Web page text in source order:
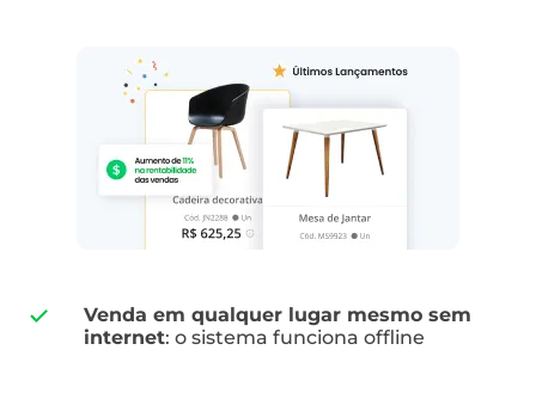
Venda em qualquer lugar mesmo sem
internet: o sistema funciona offline